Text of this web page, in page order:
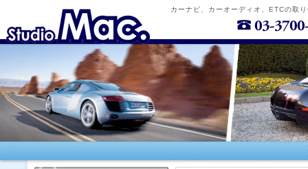
カーナビ、カーオーディオ、ETCの取